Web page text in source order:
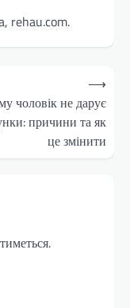
rehau.com.
чоловік не дарує
причини та як
це змінити
⟶